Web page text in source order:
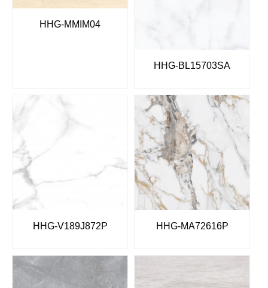
HHG-MMIM04
HHG-BL15703SA
HHG-V189J872P HHG-MA72616P